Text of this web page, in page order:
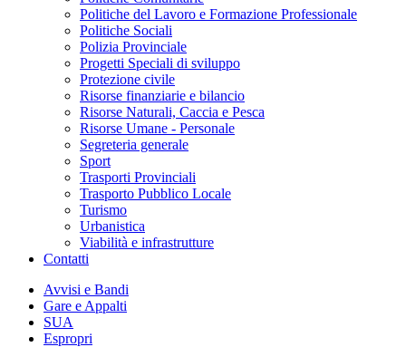
Politiche del Lavoro e Formazione Professionale
Politiche Sociali
Polizia Provinciale
Progetti Speciali di sviluppo
Protezione civile
Risorse finanziarie e bilancio
Risorse Naturali, Caccia e Pesca
Risorse Umane - Personale
Segreteria generale
Sport
Trasporti Provinciali
Trasporto Pubblico Locale
Turismo
Urbanistica
Viabilità e infrastrutture
Contatti
Avvisi e Bandi
Gare e Appalti
SUA
Espropri